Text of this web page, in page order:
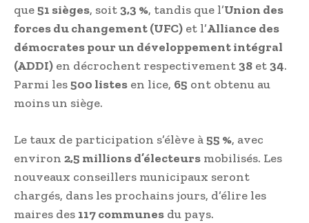
que51 sièges, soit3,3 %, tandis que l’Union des
forces du changement (UFC) et l’Alliance des
démocrates pour un développement intégral
(ADDI) en décrochent respectivement38 et34.
Parmi les500 listes en lice, 65 ont obtenu au
moins un siège.
Le taux de participation s’élève à55 %, avec
environ 2,5 millions d’électeurs mobilisés. Les
nouveaux conseillers municipaux seront
chargés, dans les prochains jours, d’élire les
maires des 117 communes du pays.